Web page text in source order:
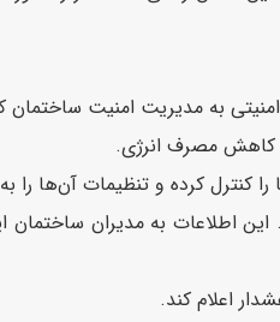
به مدیریت امنیت
کاهش مصرف انرژی.
کنترل کرده و تنظیمات آن‌ها را
اطلاعات به مدیران ساختمان
اعلام کند.